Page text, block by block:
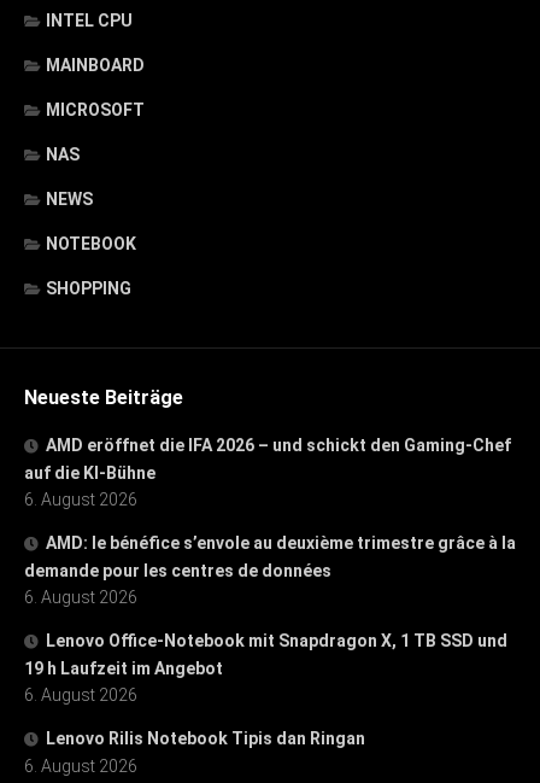
INTEL CPU
MAINBOARD
MICROSOFT
NAS
NEWS
NOTEBOOK
SHOPPING
Neueste Beiträge
AMD eröffnet die IFA 2026 – und schickt den Gaming-Chef
auf die KI-Bühne
6. August 2026
AMD: le bénéfice s’envole au deuxième trimestre grâce à la
demande pour les centres de données
6. August 2026
Lenovo Office-Notebook mit Snapdragon X, 1 TB SSD und
19 h Laufzeit im Angebot
6. August 2026
Lenovo Rilis Notebook Tipis dan Ringan
6. August 2026